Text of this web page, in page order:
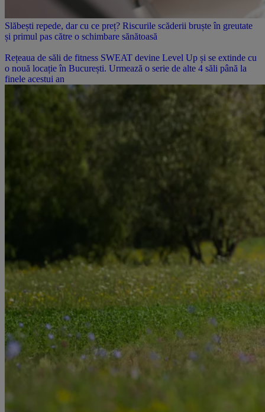
Slăbești repede, dar cu ce preț? Riscurile scăderii bruște în greutate
și primul pas către o schimbare sănătoasă
Rețeaua de săli de fitness SWEAT devine Level Up și se extinde cu
o nouă locație în București. Urmează o serie de alte 4 săli până la
finele acestui an